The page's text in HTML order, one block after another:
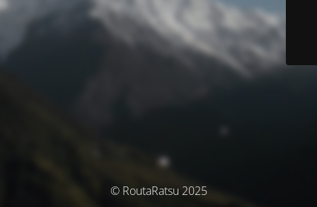
© RoutaRatsu 2025